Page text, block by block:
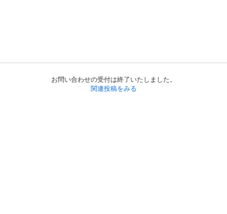
お問い合わせの受付は終了いたしました。
関連投稿をみる